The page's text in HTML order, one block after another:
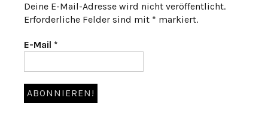
Deine E-Mail-Adresse wird nicht veröffentlicht.
Erforderliche Felder sind mit * markiert.
E-Mail *